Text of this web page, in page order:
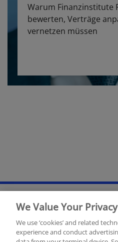
Warum Finanzinstitute
bewerten, Verträge
vernetzen müssen
Rechtliche Hinweise
We Value Your Privacy
We use ‘cookies’ and related
experience and conduct